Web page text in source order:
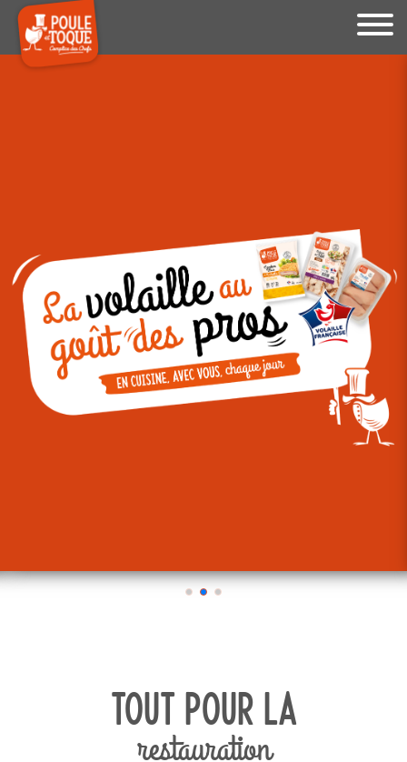
Tout Pour La
restauration
utilise des cookies !
Nous utilisons des cookies pour nous assurer du bon
fonctionnement de notre site et à des fins analytiques. Vous
pouvez changer d'avis à tout moment en cliquant sur l'icône
présente sur chaque page de notre site. En autorisant ces
services tiers, vous acceptez le dépôt et la lecture de
cookies et l'utilisation de technologies de suivi nécessaires
à leur bon fonctionnement.
Charte de confidentialité